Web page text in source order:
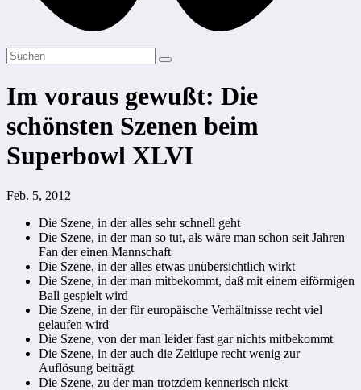
Im voraus gewußt: Die
schönsten Szenen beim
Superbowl XLVI
Feb. 5, 2012
Die Szene, in der alles sehr schnell geht
Die Szene, in der man so tut, als wäre man schon seit Jahren
Fan der einen Mannschaft
Die Szene, in der alles etwas unübersichtlich wirkt
Die Szene, in der man mitbekommt, daß mit einem eiförmigen
Ball gespielt wird
Die Szene, in der für europäische Verhältnisse recht viel
gelaufen wird
Die Szene, von der man leider fast gar nichts mitbekommt
Die Szene, in der auch die Zeitlupe recht wenig zur
Auflösung beiträgt
Die Szene, zu der man trotzdem kennerisch nickt